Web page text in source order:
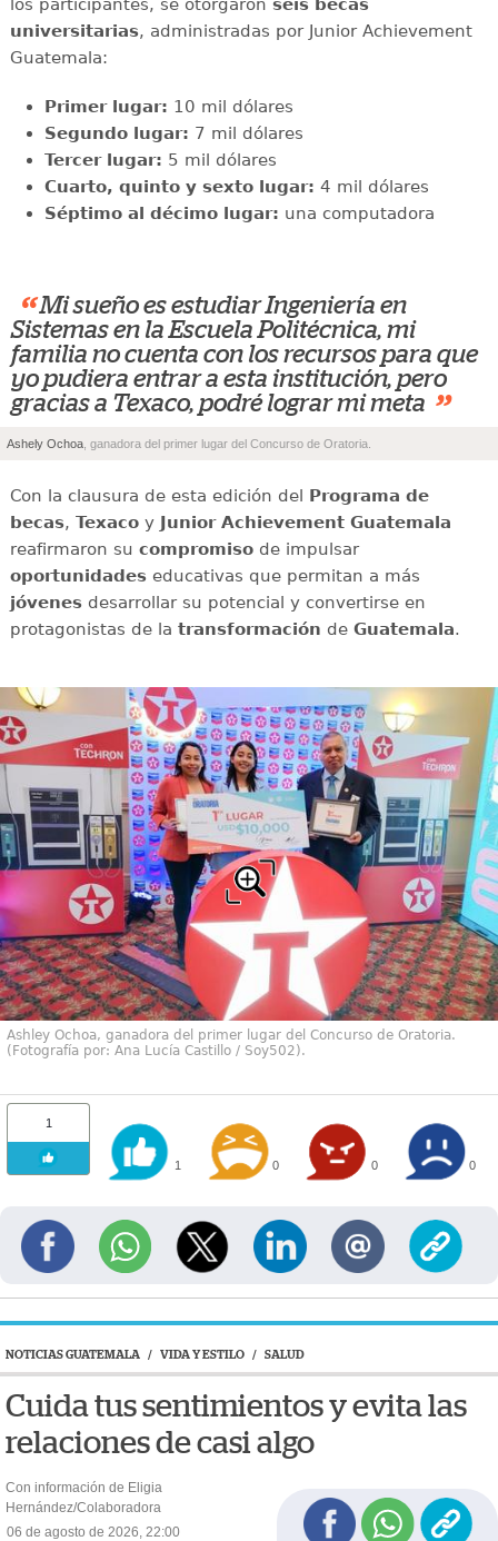
los participantes, se otorgaron seis becas
universitarias, administradas por Junior Achievement
Guatemala:
Primer lugar: 10 mil dólares
Segundo lugar: 7 mil dólares
Tercer lugar: 5 mil dólares
Cuarto, quinto y sexto lugar: 4 mil dólares
Séptimo al décimo lugar: una computadora
“ Mi sueño es estudiar Ingeniería en
Sistemas en la Escuela Politécnica, mi
familia no cuenta con los recursos para que
yo pudiera entrar a esta institución, pero
gracias a Texaco, podré lograr mi meta ”
Ashely Ochoa, ganadora del primer lugar del Concurso de Oratoria.
Con la clausura de esta edición del
Programa de
becas, Texacoy
Junior Achievement Guatemala
reafirmaron su compromisode impulsar
oportunidadeseducativas que permitan a más
jóvenesdesarrollar su potencial y convertirse en
protagonistas de la transformación de Guatemala.
Ashley Ochoa, ganadora del primer lugar del Concurso de Oratoria.
(Fotografía por: Ana Lucía Castillo / Soy502).
1
1 0 0 0
NOTICIAS GUATEMALA / VIDA Y ESTILO / SALUD
Cuida tus sentimientos y evita las
relaciones de casi algo
Con información de Eligia
Hernández/Colaboradora
06 de agosto de 2026, 22:00